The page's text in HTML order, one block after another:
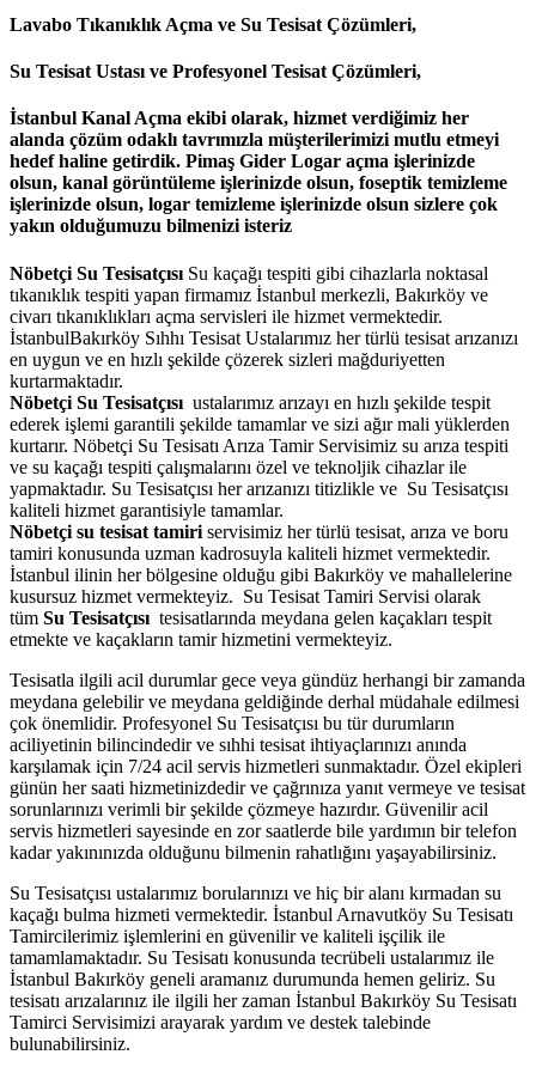
Lavabo Tıkanıklık Açma ve Su Tesisat Çözümleri,
Su Tesisat Ustası ve Profesyonel Tesisat Çözümleri,
İstanbul Kanal Açma ekibi olarak, hizmet verdiğimiz her
alanda çözüm odaklı tavrımızla müşterilerimizi mutlu etmeyi
hedef haline getirdik. Pimaş Gider Logar açma işlerinizde
olsun, kanal görüntüleme işlerinizde olsun, foseptik temizleme
işlerinizde olsun, logar temizleme işlerinizde olsun sizlere çok
yakın olduğumuzu bilmenizi isteriz
Nöbetçi Su Tesisatçısı Su kaçağı tespiti gibi cihazlarla noktasal
tıkanıklık tespiti yapan firmamız İstanbul merkezli, Bakırköy ve
civarı tıkanıklıkları açma servisleri ile hizmet vermektedir.
İstanbulBakırköy Sıhhı Tesisat Ustalarımız her türlü tesisat arızanızı
en uygun ve en hızlı şekilde çözerek sizleri mağduriyetten
kurtarmaktadır.
Nöbetçi Su Tesisatçısı ustalarımız arızayı en hızlı şekilde tespit
ederek işlemi garantili şekilde tamamlar ve sizi ağır mali yüklerden
kurtarır. Nöbetçi Su Tesisatı Arıza Tamir Servisimiz su arıza tespiti
ve su kaçağı tespiti çalışmalarını özel ve teknoljik cihazlar ile
yapmaktadır. Su Tesisatçısı her arızanızı titizlikle ve Su Tesisatçısı
kaliteli hizmet garantisiyle tamamlar.
Nöbetçi su tesisat tamiri servisimiz her türlü tesisat, arıza ve boru
tamiri konusunda uzman kadrosuyla kaliteli hizmet vermektedir.
İstanbul ilinin her bölgesine olduğu gibi Bakırköy ve mahallelerine
kusursuz hizmet vermekteyiz. Su Tesisat Tamiri Servisi olarak
tüm Su Tesisatçısı tesisatlarında meydana gelen kaçakları tespit
etmekte ve kaçakların tamir hizmetini vermekteyiz.
Tesisatla ilgili acil durumlar gece veya gündüz herhangi bir zamanda
meydana gelebilir ve meydana geldiğinde derhal müdahale edilmesi
çok önemlidir. Profesyonel Su Tesisatçısı bu tür durumların
aciliyetinin bilincindedir ve sıhhi tesisat ihtiyaçlarınızı anında
karşılamak için 7/24 acil servis hizmetleri sunmaktadır. Özel ekipleri
günün her saati hizmetinizdedir ve çağrınıza yanıt vermeye ve tesisat
sorunlarınızı verimli bir şekilde çözmeye hazırdır. Güvenilir acil
servis hizmetleri sayesinde en zor saatlerde bile yardımın bir telefon
kadar yakınınızda olduğunu bilmenin rahatlığını yaşayabilirsiniz.
Su Tesisatçısı ustalarımız borularınızı ve hiç bir alanı kırmadan su
kaçağı bulma hizmeti vermektedir. İstanbul Arnavutköy Su Tesisatı
Tamircilerimiz işlemlerini en güvenilir ve kaliteli işçilik ile
tamamlamaktadır. Su Tesisatı konusunda tecrübeli ustalarımız ile
İstanbul Bakırköy geneli aramanız durumunda hemen geliriz. Su
tesisatı arızalarınız ile ilgili her zaman İstanbul Bakırköy Su Tesisatı
Tamirci Servisimizi arayarak yardım ve destek talebinde
bulunabilirsiniz.